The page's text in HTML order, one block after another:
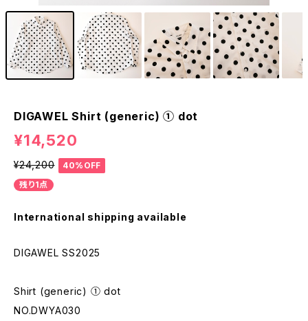
DIGAWEL Shirt (generic) ① dot
¥14,520
¥24,200
40%OFF
残り1点
International shipping available
DIGAWEL SS2025
Shirt (generic) ① dot
NO.DWYA030